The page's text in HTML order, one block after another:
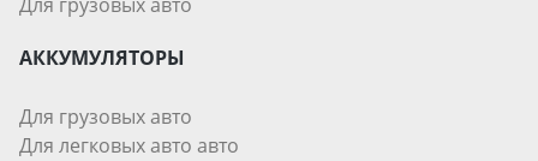
Для грузовых авто
АККУМУЛЯТОРЫ
Для грузовых авто
Для легковых авто авто